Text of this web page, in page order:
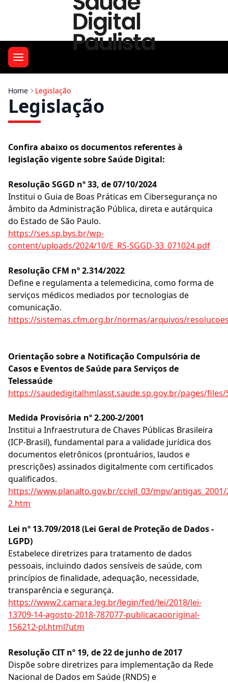
Home Legislação
Legislação
Confira abaixo os documentos referentes à
legislação vigente sobre Saúde Digital:
Resolução SGGD nº 33, de 07/10/2024
Institui o Guia de Boas Práticas em Cibersegurança no
âmbito da Administração Pública, direta e autárquica
do Estado de São Paulo.
https://ses.sp.bvs.br/wp-
content/uploads/2024/10/E_RS-SGGD-33_071024.pdf
Resolução CFM nº 2.314/2022
Define e regulamenta a telemedicina, como forma de
serviços médicos mediados por tecnologias de
comunicação.
https://sistemas.cfm.org.br/normas/arquivos/
Orientação sobre a Notificação Compulsória de
Casos e Eventos de Saúde para Serviços de
Telessaúde
https://saudedigitalhmlasst.saude.sp.gov.br/pages/files/
Medida Provisória nº 2.200-2/2001
Institui a Infraestrutura de Chaves Públicas Brasileira
(ICP-Brasil), fundamental para a validade jurídica dos
documentos eletrônicos (prontuários, laudos e
prescrições) assinados digitalmente com certificados
qualificados.
https://www.planalto.gov.br/ccivil_03/mpv/antigas_2001/
2.htm
Lei nº 13.709/2018 (Lei Geral de Proteção de Dados -
LGPD)
Estabelece diretrizes para tratamento de dados
pessoais, incluindo dados sensíveis de saúde, com
princípios de finalidade, adequação, necessidade,
transparência e segurança.
https://www2.camara.leg.br/legin/fed/lei/2018/lei-
13709-14-agosto-2018-787077-publicacaooriginal-
156212-pl.html?utm
Resolução CIT nº 19, de 22 de junho de 2017
Dispõe sobre diretrizes para implementação da Rede
Nacional de Dados em Saúde (RNDS) e